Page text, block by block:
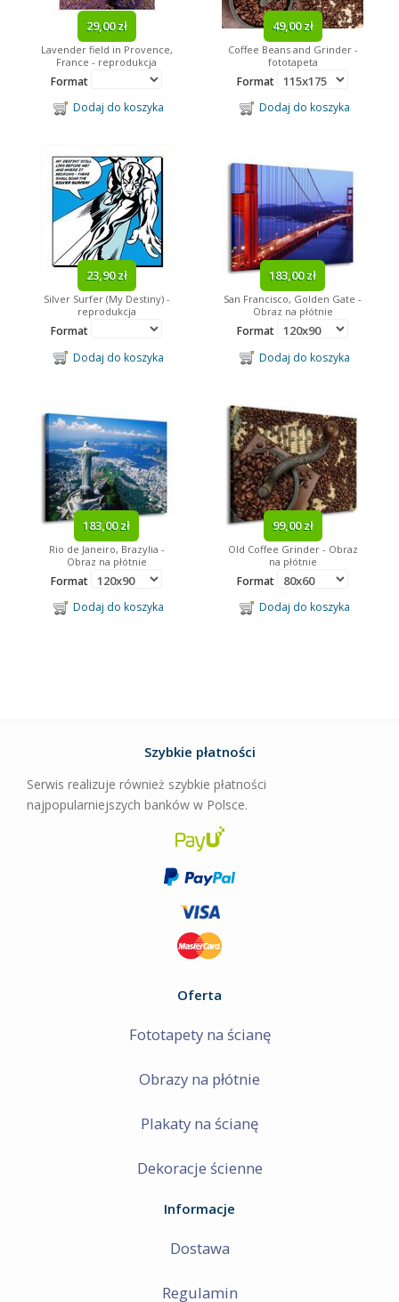
29,00 zł
Lavender field in Provence,
France - reprodukcja
Format
Dodaj do koszyka
49,00 zł
Coffee Beans and Grinder -
fototapeta
Format
Dodaj do koszyka
23,90 zł
Silver Surfer (My Destiny) -
reprodukcja
Format
Dodaj do koszyka
183,00 zł
San Francisco, Golden Gate -
Obraz na płótnie
Format
Dodaj do koszyka
183,00 zł
Rio de Janeiro, Brazylia -
Obraz na płótnie
Format
Dodaj do koszyka
99,00 zł
Old Coffee Grinder - Obraz
na płótnie
Format
Dodaj do koszyka
Szybkie płatności
Serwis realizuje również szybkie płatności
najpopularniejszych banków w Polsce.
Oferta
Fototapety na ścianę
Obrazy na płótnie
Plakaty na ścianę
Dekoracje ścienne
Informacje
Dostawa
Regulamin